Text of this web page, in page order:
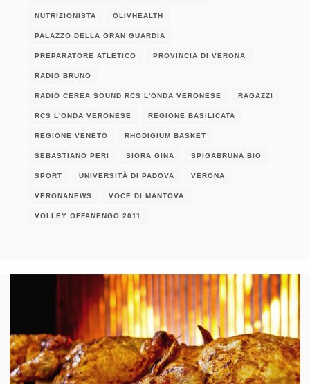
NUTRIZIONISTA OLIVHEALTH
PALAZZO DELLA GRAN GUARDIA
PREPARATORE ATLETICO PROVINCIA DI VERONA
RADIO BRUNO
RADIO CEREA SOUND RCS L'ONDA VERONESE RAGAZZI
RCS L'ONDA VERONESE REGIONE BASILICATA
REGIONE VENETO RHODIGIUM BASKET
SEBASTIANO PERI SIORA GINA SPIGABRUNA BIO
SPORT UNIVERSITÀ DI PADOVA VERONA
VERONANEWS VOCE DI MANTOVA
VOLLEY OFFANENGO 2011